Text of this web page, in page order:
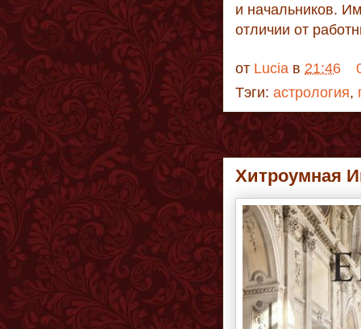
и начальников.
отличии от
от Lucia в 21:46
Тэги: астрология,
Хитроумная